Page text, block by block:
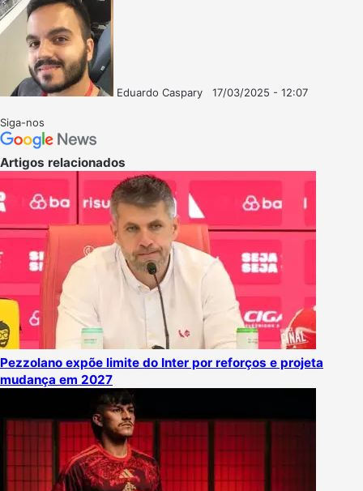
Eduardo Caspary
17/03/2025 - 12:07
Siga-nos
Artigos relacionados
Pezzolano expõe limite do Inter por reforços e projeta
mudança em 2027